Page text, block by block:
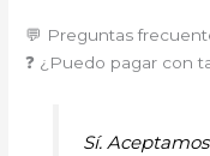
💬 Preguntas
❓ ¿Puedo pagar con
Sí.